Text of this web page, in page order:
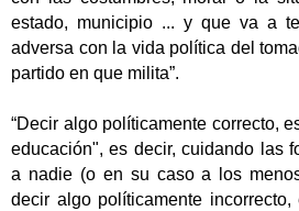
estado, municipio ... y que va a
adversa con la vida política del
partido en que milita”.
“Decir algo políticamente correcto,
educación", es decir, cuidando las
a nadie (o en su caso a los
decir algo políticamente